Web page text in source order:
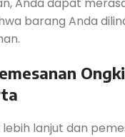
barang Anda
lanjut dan